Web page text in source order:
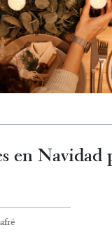
en Navidad